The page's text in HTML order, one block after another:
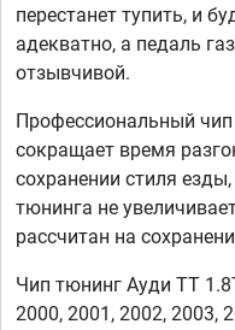
перестанет тупить, и
адекватно, а педаль
отзывчивой.
Профессиональный чип
сокращает время
сохранении стиля
тюнинга не
рассчитан на
Чип тюнинг Ауди ТТ
2000, 2001, 2002, 2003,